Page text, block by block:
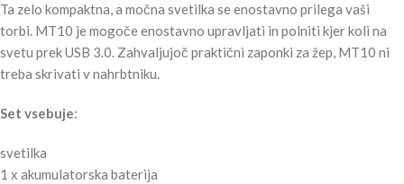
Ta zelo kompaktna, a močna svetilka se enostavno prilega vaši
torbi. MT10 je mogoče enostavno upravljati in polniti kjer koli na
svetu prek USB 3.0. Zahvaljujoč praktični zaponki za žep, MT10 ni
treba skrivati v nahrbtniku.
Set vsebuje:
svetilka
1 x akumulatorska baterija